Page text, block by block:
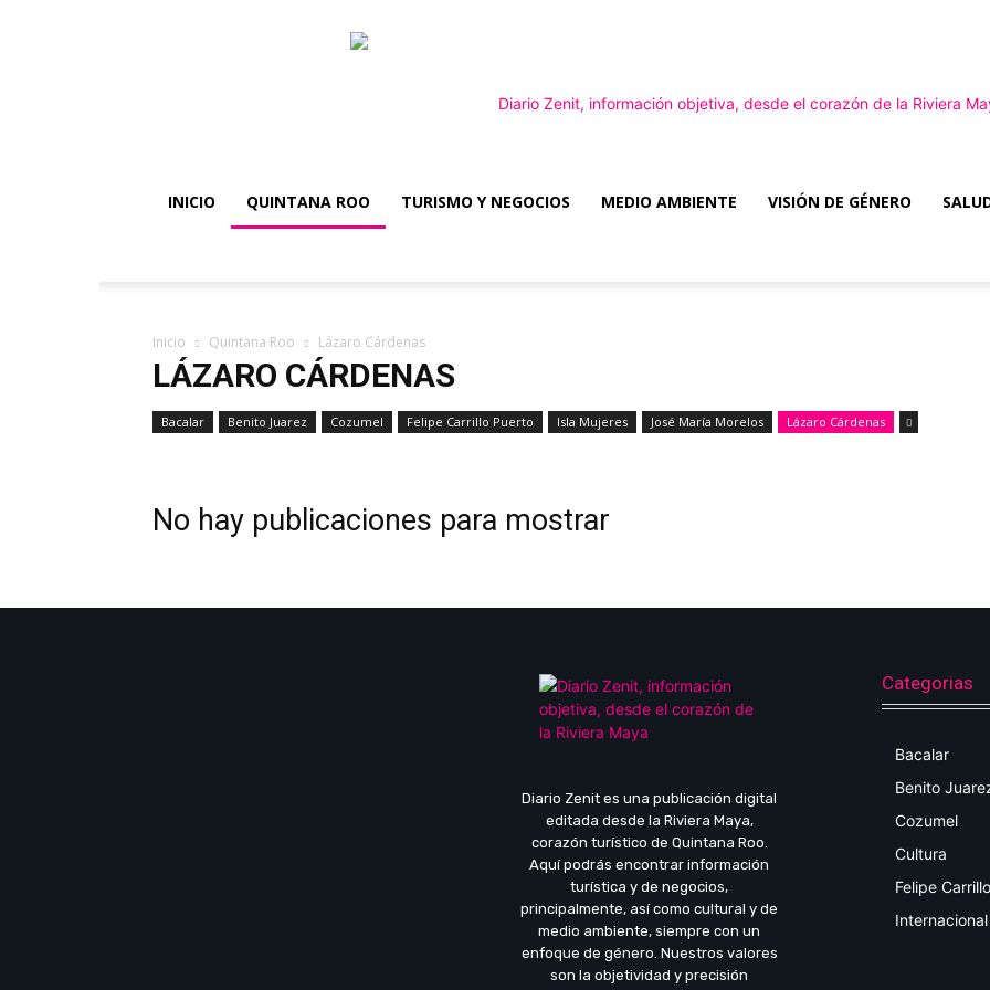
INICIO QUINTANA ROO TURISMO Y NEGOCIOS MEDIO AMBIENTE VISIÓN DE GÉNERO
Inicio Quintana Roo Lázaro Cárdenas
LÁZARO CÁRDENAS
Bacalar Benito Juarez Cozumel Felipe Carrillo Puerto Isla Mujeres José María Morelos Lázaro Cárdenas
No hay publicaciones para mostrar
Diario Zenit es una publicación digital
editada desde la Riviera Maya,
corazón turístico de Quintana Roo.
Aquí podrás encontrar información
turística y de negocios,
principalmente, así como cultural y de
medio ambiente, siempre con un
enfoque de género. Nuestros valores
son la objetividad y precisión
Categorias
Bacalar
Benito
Cozumel
Cultura
Felipe
Internacional